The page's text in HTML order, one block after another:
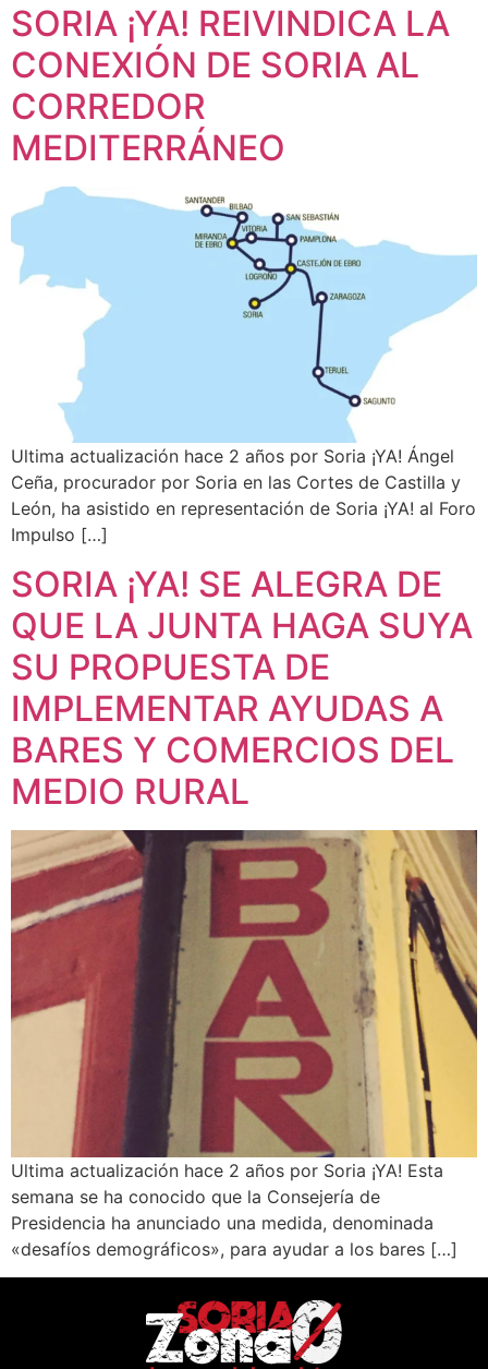
SORIA ¡YA! REIVINDICA LA
CONEXIÓN DE SORIA AL
CORREDOR
MEDITERRÁNEO
Ultima actualización hace 2 años por Soria ¡YA! Ángel
Ceña, procurador por Soria en las Cortes de Castilla y
León, ha asistido en representación de Soria ¡YA! al Foro
Impulso […]
SORIA ¡YA! SE ALEGRA DE
QUE LA JUNTA HAGA SUYA
SU PROPUESTA DE
IMPLEMENTAR AYUDAS A
BARES Y COMERCIOS DEL
MEDIO RURAL
Ultima actualización hace 2 años por Soria ¡YA! Esta
semana se ha conocido que la Consejería de
Presidencia ha anunciado una medida, denominada
«desafíos demográficos», para ayudar a los bares […]